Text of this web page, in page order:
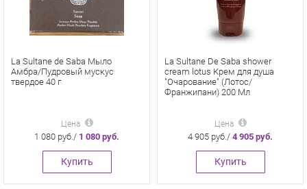
La Sultane de Saba Мыло
Амбра/Пудровый мускус
твердое 40 г
Цена
1 080 руб./ 1 080 руб.
Купить
La Sultane De Saba shower
cream lotus Крем для душа
"Очарование" (Лотос/
Франжипани) 200 Мл
Цена
4 905 руб./ 4 905 руб.
Купить